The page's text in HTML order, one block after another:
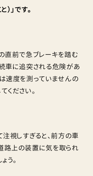
」です。
直前で急ブレーキを踏む
車に追突される危険があ
速度を測っていませんの
ください。
注視しすぎると、前方の車
路上の装置に気を取られ
う。